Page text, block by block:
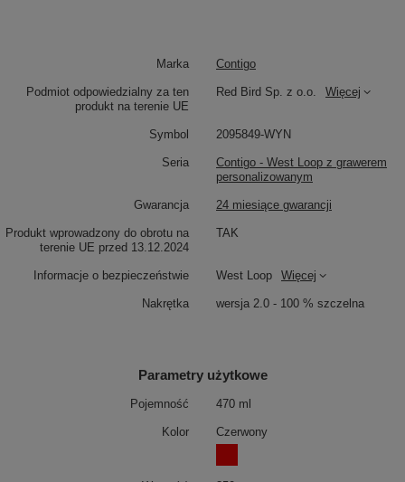
Marka Contigo
Podmiot odpowiedzialny za ten
produkt na terenie UE
Red Bird Sp. z o.o. Więcej
Symbol 2095849-WYN
Seria
Contigo - West Loop z grawerem
personalizowanym
Gwarancja 24 miesiące gwarancji
Produkt wprowadzony do obrotu na
terenie UE przed 13.12.2024
TAK
Informacje o bezpieczeństwie West Loop Więcej
Nakrętka wersja 2.0 - 100 % szczelna
Parametry użytkowe
Pojemność 470 ml
Kolor Czerwony